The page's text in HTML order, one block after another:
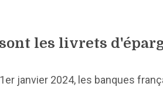
les livrets
janvier 2024, les banques